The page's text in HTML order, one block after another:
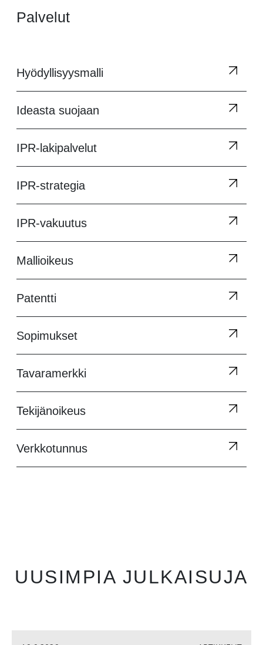
Palvelut
Hyödyllisyysmalli
Ideasta suojaan
IPR-lakipalvelut
IPR-strategia
IPR-vakuutus
Mallioikeus
Patentti
Sopimukset
Tavaramerkki
Tekijänoikeus
Verkkotunnus
UUSIMPIA JULKAISUJA